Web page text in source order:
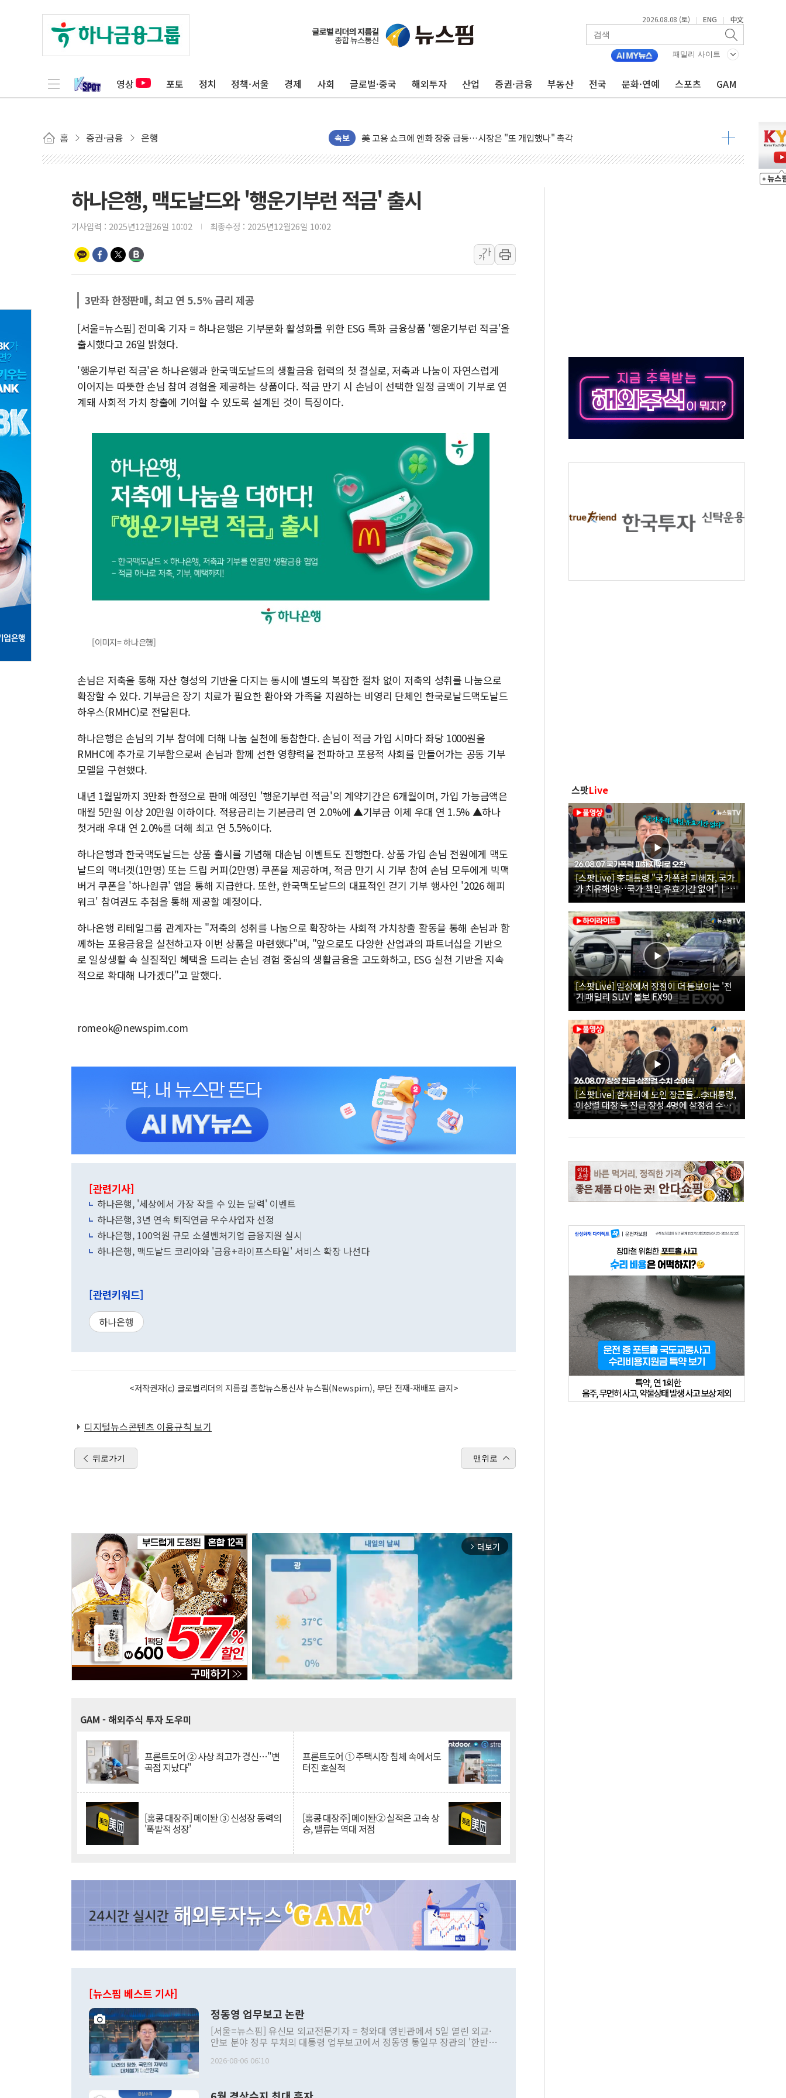
2026.08.08 (토) | ENG | 中文
패밀리 사이트
영상 포토 정치 정책·서울 경제 사회 글로벌·중국 해외투자 산업 증권·금융 부동산 전국 문화·연예 스포츠 GAM
홈 증권·금융 은행 속보
美 항소법원, 백악관 무도회장 공사 중단 명령…트럼프 제동
美 고용 쇼크에 엔화 장중 급등…시장은 "또 개입했나" 촉각
뉴욕증시 프리뷰, 美 고용 쇼크에 금리 인상 우려 후퇴…나스닥 선물 1%대 상승
[사진] 이슬람 수니파 3개국, 공동방위협정 체결
트럼프 "금리 내려야"…파월 때와 달리 워시엔 톤 낮춰
특정 정치인 측근 포항시 정책특보 내정설...포항시 '시끌'
트럼프, 中 겨냥 폴리실리콘 관세 15% 부과…美 태양광주 급등
이란와이어 "이란 최고지도자 위독…곧 사망해도 놀랍지 않아"
남동발전, 해남군에 국내 최대 규모 400MW 태양광 착공…여의도 1.6배 규모
[인도증시] 중동 불안 속 유가 상승에 소폭 하락...금융주 낙폭 커
하나은행, 맥도날드와 '행운기부런 적금' 출시
기사입력 : 2025년12월26일 10:02 최종수정 : 2025년12월26일 10:02
가
가
3만좌 한정판매, 최고 연 5.5% 금리 제공
[서울=뉴스핌] 전미옥 기자 = 하나은행은 기부문화 활성화를 위한 ESG 특화 금융상품 '행운기부런 적금'을
출시했다고 26일 밝혔다.
'행운기부런 적금'은 하나은행과 한국맥도날드의 생활금융 협력의 첫 결실로, 저축과 나눔이 자연스럽게
이어지는 따뜻한 손님 참여 경험을 제공하는 상품이다. 적금 만기 시 손님이 선택한 일정 금액이 기부로 연
계돼 사회적 가치 창출에 기여할 수 있도록 설계된 것이 특징이다.
[이미지= 하나은행]
손님은 저축을 통해 자산 형성의 기반을 다지는 동시에 별도의 복잡한 절차 없이 저축의 성취를 나눔으로
확장할 수 있다. 기부금은 장기 치료가 필요한 환아와 가족을 지원하는 비영리 단체인 한국로날드맥도날드
하우스(RMHC)로 전달된다.
하나은행은 손님의 기부 참여에 더해 나눔 실천에 동참한다. 손님이 적금 가입 시마다 좌당 1000원을
RMHC에 추가로 기부함으로써 손님과 함께 선한 영향력을 전파하고 포용적 사회를 만들어가는 공동 기부
모델을 구현했다.
내년 1월말까지 3만좌 한정으로 판매 예정인 '행운기부런 적금'의 계약기간은 6개월이며, 가입 가능금액은
매월 5만원 이상 20만원 이하이다. 적용금리는 기본금리 연 2.0%에 ▲기부금 이체 우대 연 1.5% ▲하나
첫거래 우대 연 2.0%를 더해 최고 연 5.5%이다.
하나은행과 한국맥도날드는 상품 출시를 기념해 대손님 이벤트도 진행한다. 상품 가입 손님 전원에게 맥도
날드의 맥너겟(1만명) 또는 드립 커피(2만명) 쿠폰을 제공하며, 적금 만기 시 기부 참여 손님 모두에게 빅맥
버거 쿠폰을 '하나원큐' 앱을 통해 지급한다. 또한, 한국맥도날드의 대표적인 걷기 기부 행사인 '2026 해피
워크' 참여권도 추첨을 통해 제공할 예정이다.
하나은행 리테일그룹 관계자는 "저축의 성취를 나눔으로 확장하는 사회적 가치창출 활동을 통해 손님과 함
께하는 포용금융을 실천하고자 이번 상품을 마련했다"며, "앞으로도 다양한 산업과의 파트너십을 기반으
로 일상생활 속 실질적인 혜택을 드리는 손님 경험 중심의 생활금융을 고도화하고, ESG 실천 기반을 지속
적으로 확대해 나가겠다"고 말했다.
romeok@newspim.com
[관련기사]
하나은행, '세상에서 가장 작을 수 있는 달력' 이벤트
하나은행, 3년 연속 퇴직연금 우수사업자 선정
하나은행, 100억원 규모 소셜벤처기업 금융지원 실시
하나은행, 맥도날드 코리아와 '금융+라이프스타일' 서비스 확장 나선다
[관련키워드]
하나은행
<저작권자(c) 글로벌리더의 지름길 종합뉴스통신사 뉴스핌(Newspim), 무단 전재-재배포 금지>
디지털뉴스콘텐츠 이용규칙 보기
뒤로가기 맨위로
arrow_forward_ios 더보기
GAM - 해외주식 투자 도우미
프론트도어 ② 사상 최고가 경신…"변
곡점 지났다"
프론트도어 ① 주택시장 침체 속에서도
터진 호실적
[홍콩 대장주] 메이퇀 ③ 신성장 동력의
'폭발적 성장'
[홍콩 대장주] 메이퇀② 실적은 고속 상
승, 밸류는 역대 저점
[뉴스핌 베스트 기사]
정동영 업무보고 논란
[서울=뉴스핌] 유신모 외교전문기자 = 청와대 영빈관에서 5일 열린 외교·
안보 분야 정부 부처의 대통령 업무보고에서 정동영 통일부 장관의 '한반도
발언 중에는 정부 내 조율을 거치지 않은 사안을 정책으로 추진하겠다고 공
2026-08-06 06:10
스팟Live
[스팟Live] 李대통령 "국가폭력 피해자, 국가
가 치유해야…국가 책임 유효기간 없어"｜
26.08.07 국가폭력 피해자 위로 오찬
[스팟Live] 일상에서 장점이 더 돋보이는 '전
기 패밀리 SUV' 볼보 EX90
[스팟Live] 한자리에 모인 장군들...李대통령,
이상렬 대장 등 진급 장성 4명에 삼정검 수치
직접 수여｜26.08.07 장성 진급·삼정검 수치